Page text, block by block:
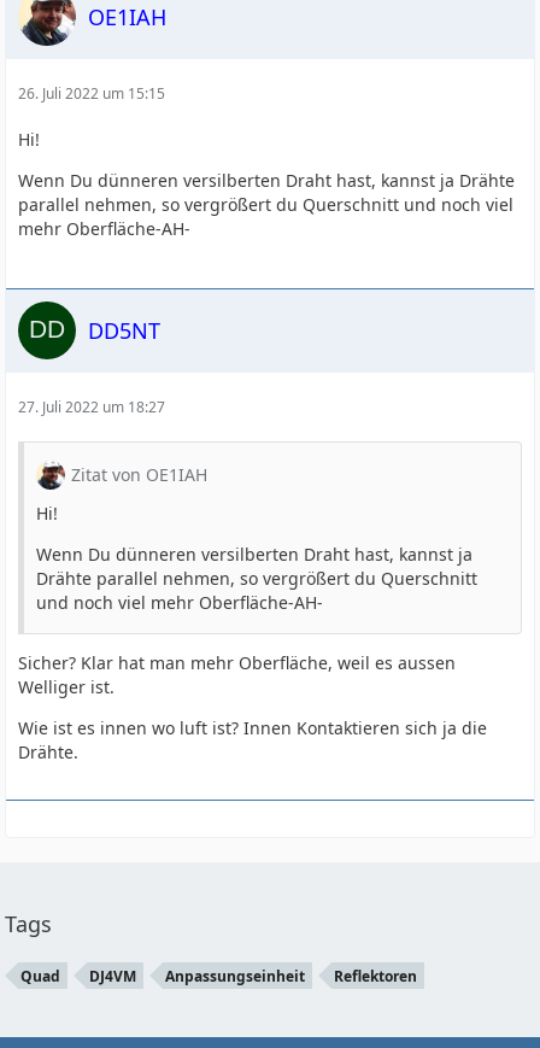
OE1IAH
26. Juli 2022 um 15:15
Hi!
Wenn Du dünneren versilberten Draht hast, kannst ja Drähte
parallel nehmen, so vergrößert du Querschnitt und noch viel
mehr Oberfläche-AH-
DD5NT
27. Juli 2022 um 18:27
Zitat von OE1IAH
Hi!
Wenn Du dünneren versilberten Draht hast, kannst ja
Drähte parallel nehmen, so vergrößert du Querschnitt
und noch viel mehr Oberfläche-AH-
Sicher? Klar hat man mehr Oberfläche, weil es aussen
Welliger ist.
Wie ist es innen wo luft ist? Innen Kontaktieren sich ja die
Drähte.
Tags
Quad DJ4VM Anpassungseinheit Reflektoren